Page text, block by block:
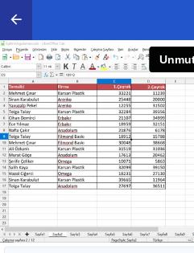
0
Calc Programını Kullanmak ve
06:09
Hücre, Satır, Sütun ve Tablo
silme
08:27
Hesaplamalar yapmak ve yüzde
Hesaplamalarda eskalasyon